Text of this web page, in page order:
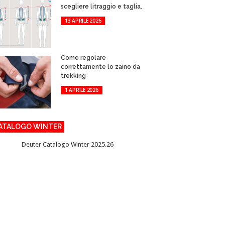
scegliere litraggio e taglia.
13 APRILE 2026
Come regolare
correttamente lo zaino da
trekking
1 APRILE 2026
WINTER
Deuter Catalogo Winter 2025.26